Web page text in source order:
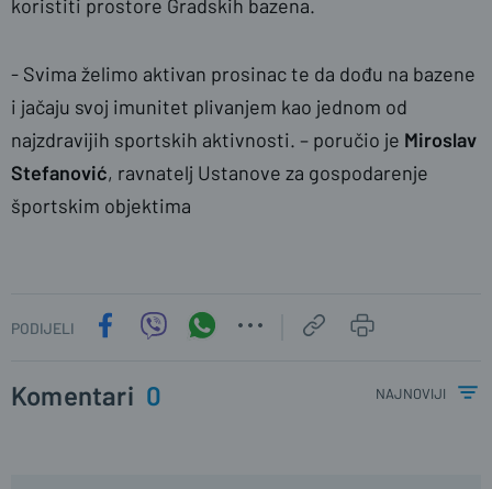
koristiti prostore Gradskih bazena.
- Svima želimo aktivan prosinac te da dođu na bazene
i jačaju svoj imunitet plivanjem kao jednom od
najzdravijih sportskih aktivnosti. – poručio je Miroslav
Stefanović, ravnatelj Ustanove za gospodarenje
športskim objektima
PODIJELI
Komentari 0 najnoviji